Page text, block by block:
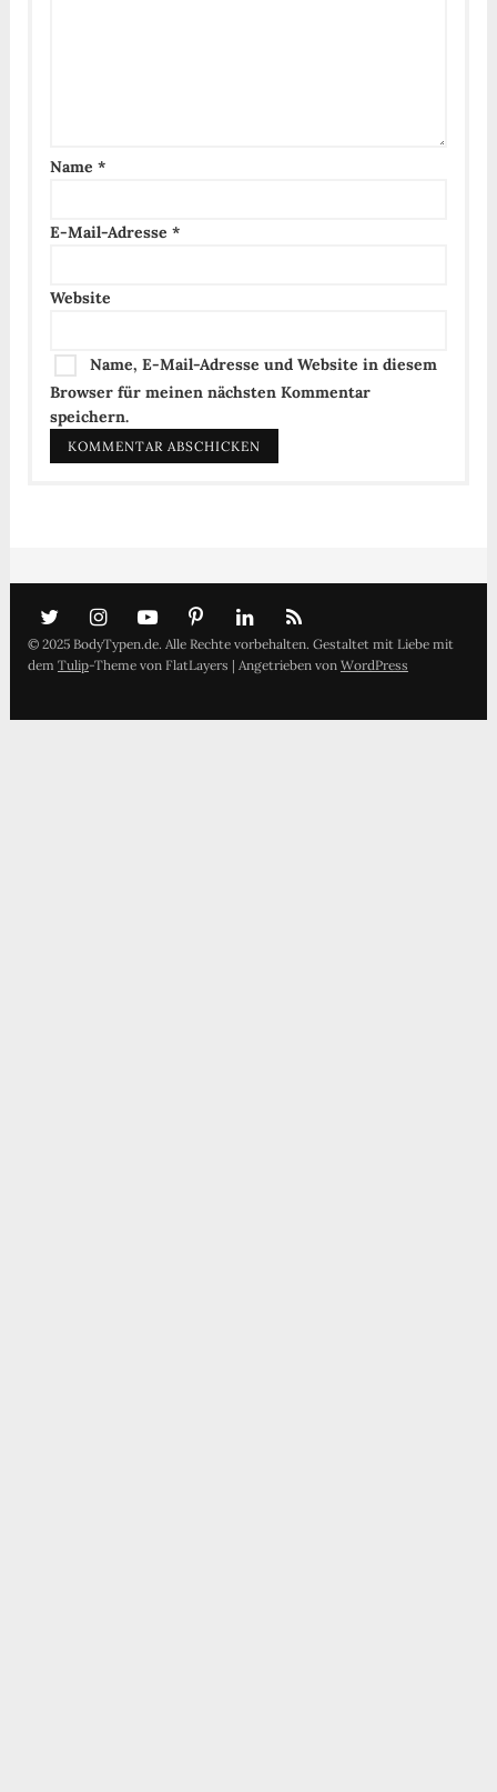
Name *
E-Mail-Adresse *
Website
Name, E-Mail-Adresse und Website in diesem
Browser für meinen nächsten Kommentar
speichern.
© 2025 BodyTypen.de. Alle Rechte vorbehalten. Gestaltet mit Liebe mit
dem Tulip-Theme von FlatLayers | Angetrieben von WordPress